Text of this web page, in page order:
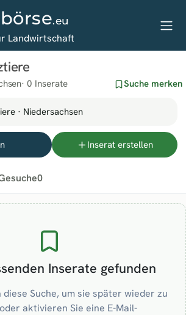
.eu
Landwirtschaft
0 Inserate Suche merken
· Niedersachsen
Inserat erstellen
0
Inserate gefunden
diese Suche, um sie später wieder zu
aktivieren Sie eine E-Mail-